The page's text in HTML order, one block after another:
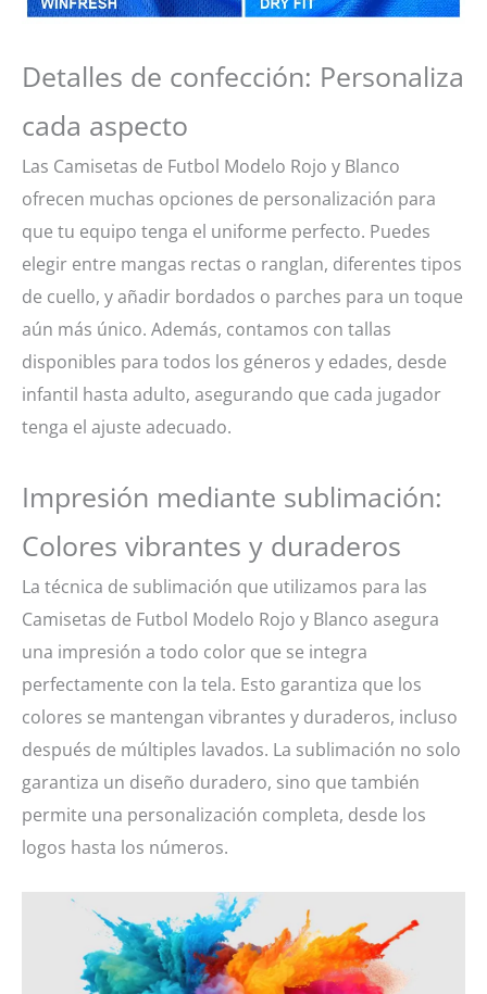
Detalles de confección: Personaliza
cada aspecto
Las Camisetas de Futbol Modelo Rojo y Blanco
ofrecen muchas opciones de personalización para
que tu equipo tenga el uniforme perfecto. Puedes
elegir entre mangas rectas o ranglan, diferentes tipos
de cuello, y añadir bordados o parches para un toque
aún más único. Además, contamos con tallas
disponibles para todos los géneros y edades, desde
infantil hasta adulto, asegurando que cada jugador
tenga el ajuste adecuado.
Impresión mediante sublimación:
Colores vibrantes y duraderos
La técnica de sublimación que utilizamos para las
Camisetas de Futbol Modelo Rojo y Blanco asegura
una impresión a todo color que se integra
perfectamente con la tela. Esto garantiza que los
colores se mantengan vibrantes y duraderos, incluso
después de múltiples lavados. La sublimación no solo
garantiza un diseño duradero, sino que también
permite una personalización completa, desde los
logos hasta los números.